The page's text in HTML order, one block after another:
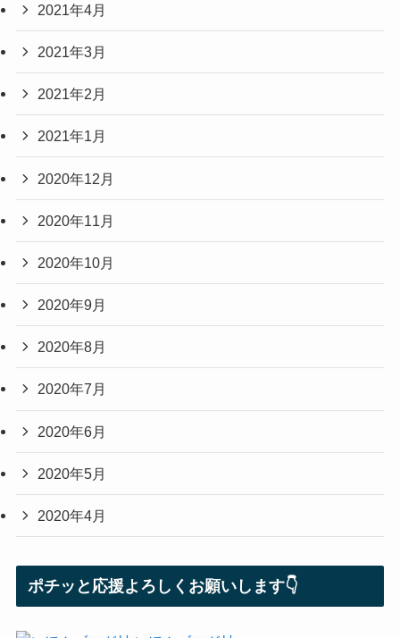
2021年4月
2021年3月
2021年2月
2021年1月
2020年12月
2020年11月
2020年10月
2020年9月
2020年8月
2020年7月
2020年6月
2020年5月
2020年4月
ポチッと応援よろしくお願いします👇